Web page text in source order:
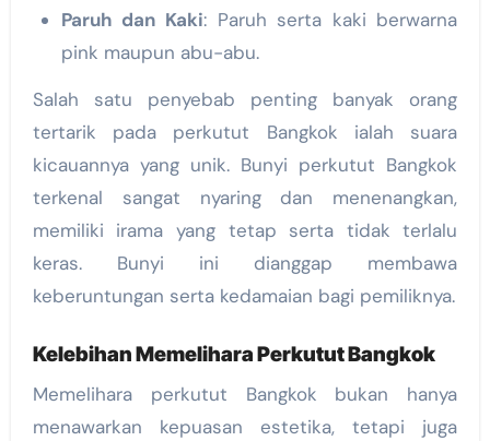
Paruh dan Kaki: Paruh serta kaki berwarna
pink maupun abu-abu.
Salah satu penyebab penting banyak orang
tertarik pada perkutut Bangkok ialah suara
kicauannya yang unik. Bunyi perkutut Bangkok
terkenal sangat nyaring dan menenangkan,
memiliki irama yang tetap serta tidak terlalu
keras. Bunyi ini dianggap membawa
keberuntungan serta kedamaian bagi pemiliknya.
Kelebihan Memelihara Perkutut Bangkok
Memelihara perkutut Bangkok bukan hanya
menawarkan kepuasan estetika, tetapi juga